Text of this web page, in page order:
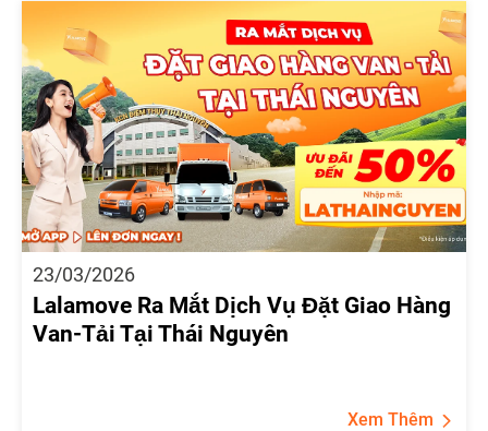
23/03/2026
Lalamove Ra Mắt Dịch Vụ Đặt Giao Hàng
Van-Tải Tại Thái Nguyên
Xem Thêm